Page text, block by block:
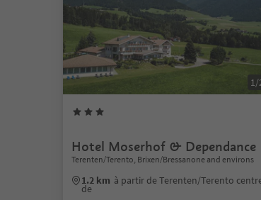
1/
Hotel Moserhof & Dependance
Terenten/Terento, Brixen/Bressanone and environs
1.2 km à partir de Terenten/Terento
de